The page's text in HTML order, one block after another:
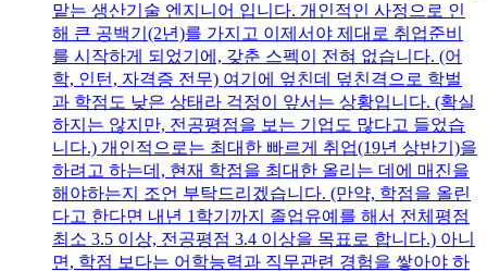
맡는 생산기술 엔지니어 입니다. 개인적인 사정으로 인
해 큰 공백기(2년)를 가지고 이제서야 제대로 취업준비
를 시작하게 되었기에, 갖춘 스펙이 전혀 없습니다. (어
학, 인턴, 자격증 전무) 여기에 엎친데 덮친격으로 학벌
과 학점도 낮은 상태라 걱정이 앞서는 상황입니다. (확실
하지는 않지만, 전공평점을 보는 기업도 많다고 들었습
니다.) 개인적으로는 최대한 빠르게 취업(19년 상반기)을
하려고 하는데, 현재 학점을 최대한 올리는 데에 매진을
해야하는지 조언 부탁드리겠습니다. (만약, 학점을 올린
다고 한다면 내년 1학기까지 졸업유예를 해서 전체평점
최소 3.5 이상, 전공평점 3.4 이상을 목표로 합니다.) 아니
면, 학점 보다는 어학능력과 직무관련 경험을 쌓아야 하